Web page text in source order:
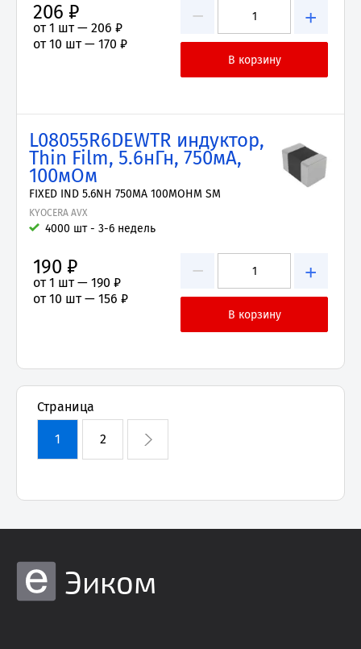
− +
206 ₽
от 1 шт — 206 ₽
от 10 шт — 170 ₽
L08055R6DEWTR индуктор,
Thin Film, 5.6нГн, 750мА,
100мОм
FIXED IND 5.6NH 750MA 100MOHM SM
KYOCERA AVX
4000 шт - 3-6 недель
− +
190 ₽
от 1 шт — 190 ₽
от 10 шт — 156 ₽
Страница
1 2
Эиком